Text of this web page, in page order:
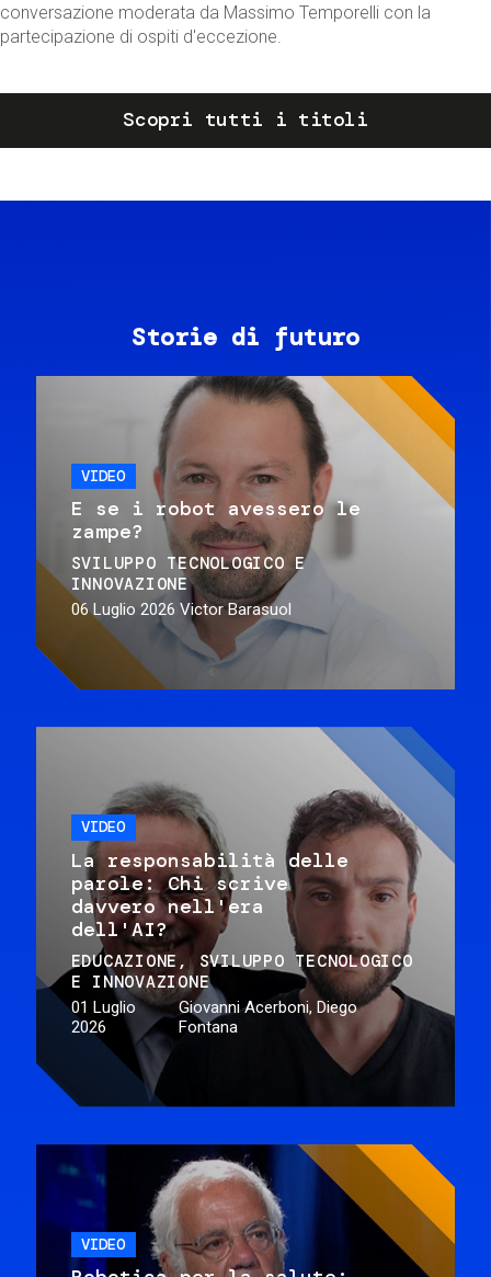
conversazione moderata da Massimo Temporelli con la
partecipazione di ospiti d'eccezione.
Scopri tutti i titoli
Storie di futuro
VIDEO
E se i robot avessero le
zampe?
SVILUPPO TECNOLOGICO E
INNOVAZIONE
06 Luglio 2026 Victor Barasuol
VIDEO
La responsabilità delle
parole: Chi scrive
davvero nell'era
dell'AI?
EDUCAZIONE
SVILUPPO TECNOLOGICO
E INNOVAZIONE
01 Luglio
2026
Giovanni Acerboni, Diego
Fontana
VIDEO